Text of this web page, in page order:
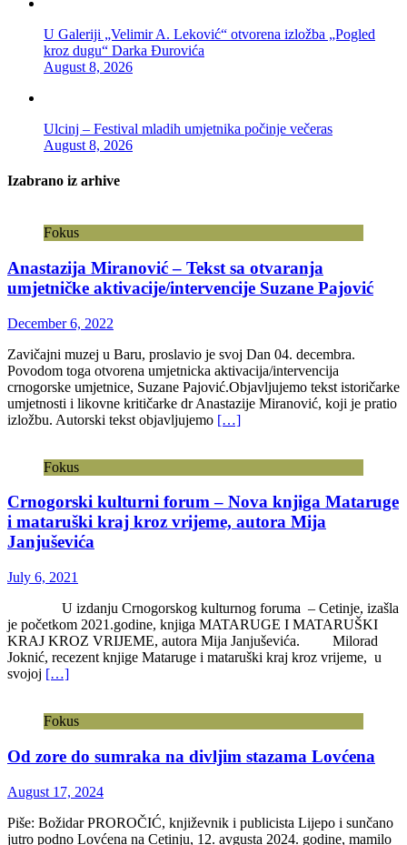
U Galeriji „Velimir A. Leković“ otvorena izložba „Pogled
kroz dugu“ Darka Đurovića
August 8, 2026
Ulcinj – Festival mladih umjetnika počinje večeras
August 8, 2026
Izabrano iz arhive
Fokus
Anastazija Miranović – Tekst sa otvaranja
umjetničke aktivacije/intervencije Suzane Pajović
December 6, 2022
Zavičajni muzej u Baru, proslavio je svoj Dan 04. decembra.
Povodom toga otvorena umjetnicka aktivacija/intervencija
crnogorske umjetnice, Suzane Pajović.Objavljujemo tekst istoričarke
umjetnosti i likovne kritičarke dr Anastazije Miranović, koji je pratio
izložbu. Autorski tekst objavljujemo […]
Fokus
Crnogorski kulturni forum – Nova knjiga Mataruge
i mataruški kraj kroz vrijeme, autora Mija
Janjuševića
July 6, 2021
U izdanju Crnogorskog kulturnog foruma – Cetinje, izašla
je početkom 2021.godine, knjiga MATARUGE I MATARUŠKI
KRAJ KROZ VRIJEME, autora Mija Janjuševića. Milorad
Joknić, recezent knjige Mataruge i mataruški kraj kroz vrijeme, u
svojoj […]
Fokus
Od zore do sumraka na divljim stazama Lovćena
August 17, 2024
Piše: Božidar PROROČIĆ, književnik i publicista Lijepo i sunčano
jutro podno Lovćena na Cetinju, 12. avgusta 2024. godine, mamilo